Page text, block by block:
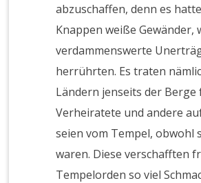
abzuschaffen, denn es
Knappen weiße Gewänder,
verdammenswerte
herrührten. Es traten
Ländern jenseits der Berge
Verheiratete und andere
seien vom Tempel, obwohl
waren. Diese verschafften
Tempelorden so viel